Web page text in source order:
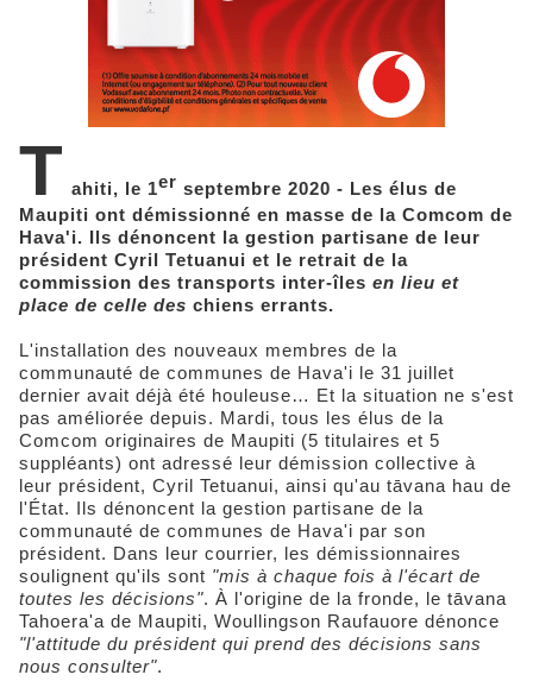
T ahiti, le 1er septembre 2020 - Les élus de
Maupiti ont démissionné en masse de la Comcom de
Hava'i. Ils dénoncent la gestion partisane de leur
président Cyril Tetuanui et le retrait de la
commission des transports inter-îles en lieu et
place de celle des chiens errants.
L'installation des nouveaux membres de la
communauté de communes de Hava'i le 31 juillet
dernier avait déjà été houleuse… Et la situation ne s'est
pas améliorée depuis. Mardi, tous les élus de la
Comcom originaires de Maupiti (5 titulaires et 5
suppléants) ont adressé leur démission collective à
leur président, Cyril Tetuanui, ainsi qu'au tāvana hau de
l'État. Ils dénoncent la gestion partisane de la
communauté de communes de Hava'i par son
président. Dans leur courrier, les démissionnaires
soulignent qu'ils sont "mis à chaque fois à l'écart de
toutes les décisions". À l'origine de la fronde, le tāvana
Tahoera'a de Maupiti, Woullingson Raufauore dénonce
"l'attitude du président qui prend des décisions sans
nous consulter".